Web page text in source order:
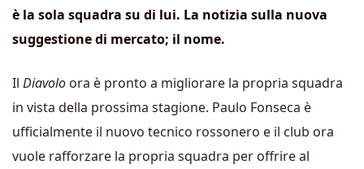
è la sola squadra su di lui. La notizia sulla nuova
suggestione di mercato; il nome.
Il Diavolo ora è pronto a migliorare la propria squadra
in vista della prossima stagione. Paulo Fonseca è
ufficialmente il nuovo tecnico rossonero e il club ora
vuole rafforzare la propria squadra per offrire al